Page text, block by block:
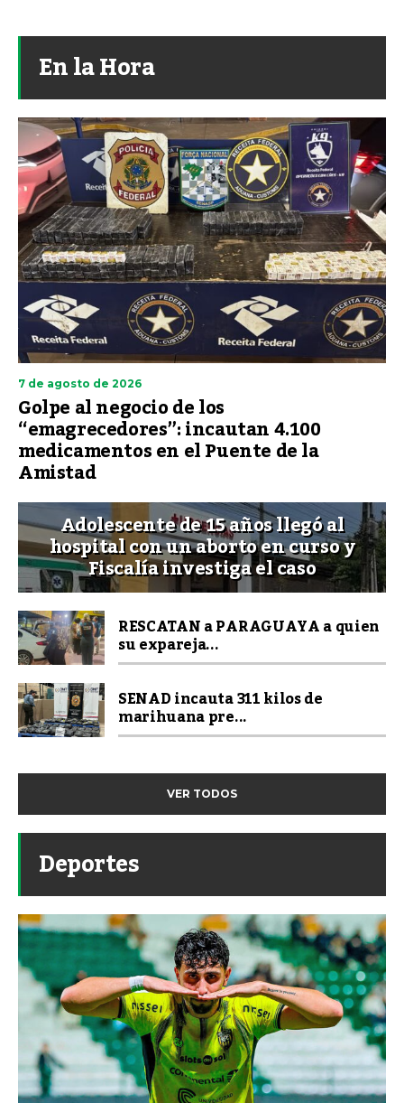
En la Hora
7 de agosto de 2026
Golpe al negocio de los
“emagrecedores”: incautan 4.100
medicamentos en el Puente de la
Amistad
Adolescente de 15 años llegó al
hospital con un aborto en curso y
Fiscalía investiga el caso
RESCATAN a PARAGUAYA a quien
su expareja...
SENAD incauta 311 kilos de
marihuana pre...
VER TODOS
Deportes